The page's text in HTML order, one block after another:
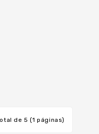
de 5 (1 páginas)